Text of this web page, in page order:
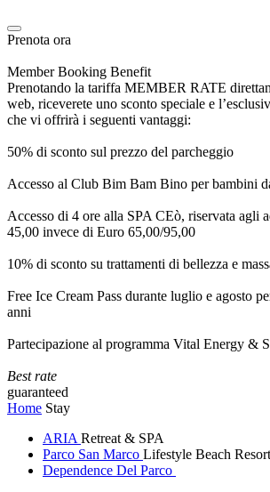
Prenota ora
Member Booking Benefit
Prenotando la tariffa MEMBER RATE
web, riceverete uno sconto speciale e
che vi offrirà i seguenti vantaggi:
50% di sconto sul prezzo del parcheggio
Accesso al Club Bim Bam Bino per bambini
Accesso di 4 ore alla SPA CEò, riservata agli
45,00 invece di Euro 65,00/95,00
10% di sconto su trattamenti di bellezza e
Free Ice Cream Pass durante luglio e agosto
anni
Partecipazione al programma Vital Energy &
Best rate
guaranteed
Home Stay
ARIA Retreat & SPA
Parco San Marco Lifestyle Beach Resort
Dependence Del Parco